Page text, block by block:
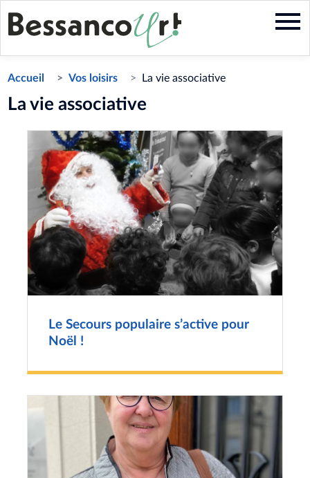
Aller
au
contenu
Accueil Vos loisirs La vie associative
La vie associative
Le Secours populaire s’active pour
Noël !